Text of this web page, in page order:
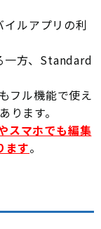
ルアプリの利
一方、Standard
フル機能で使え
ます。
スマホでも編集
ます。